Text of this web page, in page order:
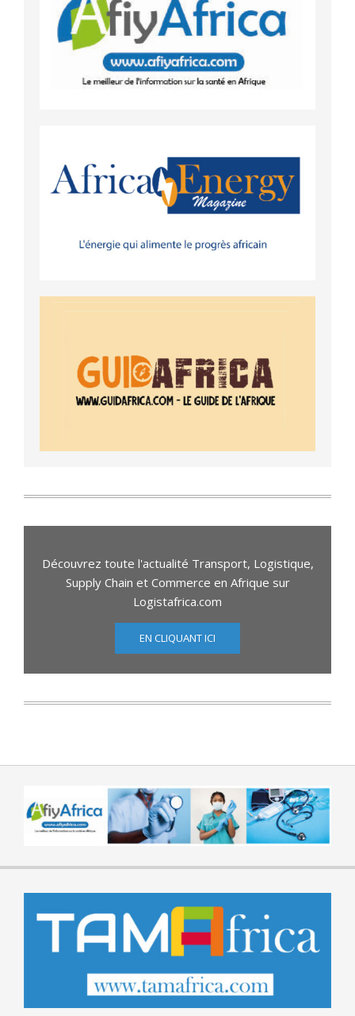
Découvrez toute l'actualité Transport, Logistique,
Supply Chain et Commerce en Afrique sur
Logistafrica.com
EN CLIQUANT ICI